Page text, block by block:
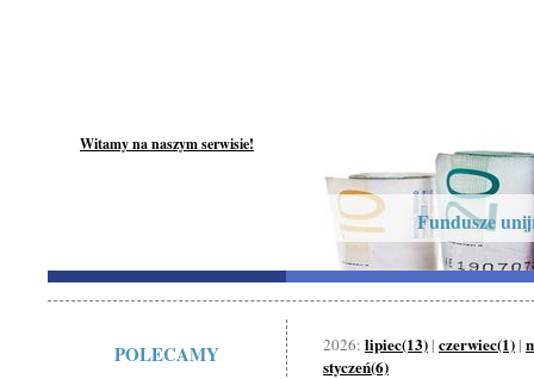
Witamy na naszym serwisie!
Fundusze
POLECAMY 2026: lipiec(13) | czerwiec(1) |
styczeń(6)